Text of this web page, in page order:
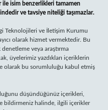
ile isim benzerlikleri tamamen
ve tavsiye niteliği taşımazlar.
Teknolojileri ve İletişim Kurumu
olarak hizmet vermektedir. Bu
veya araştırma
üyelerimiz yazdıkları içeriklerin
olarak bu sorumluluğu kabul etmiş
düşündüğünüz içerikleri,
bildirmeniz halinde, ilgili içerikler